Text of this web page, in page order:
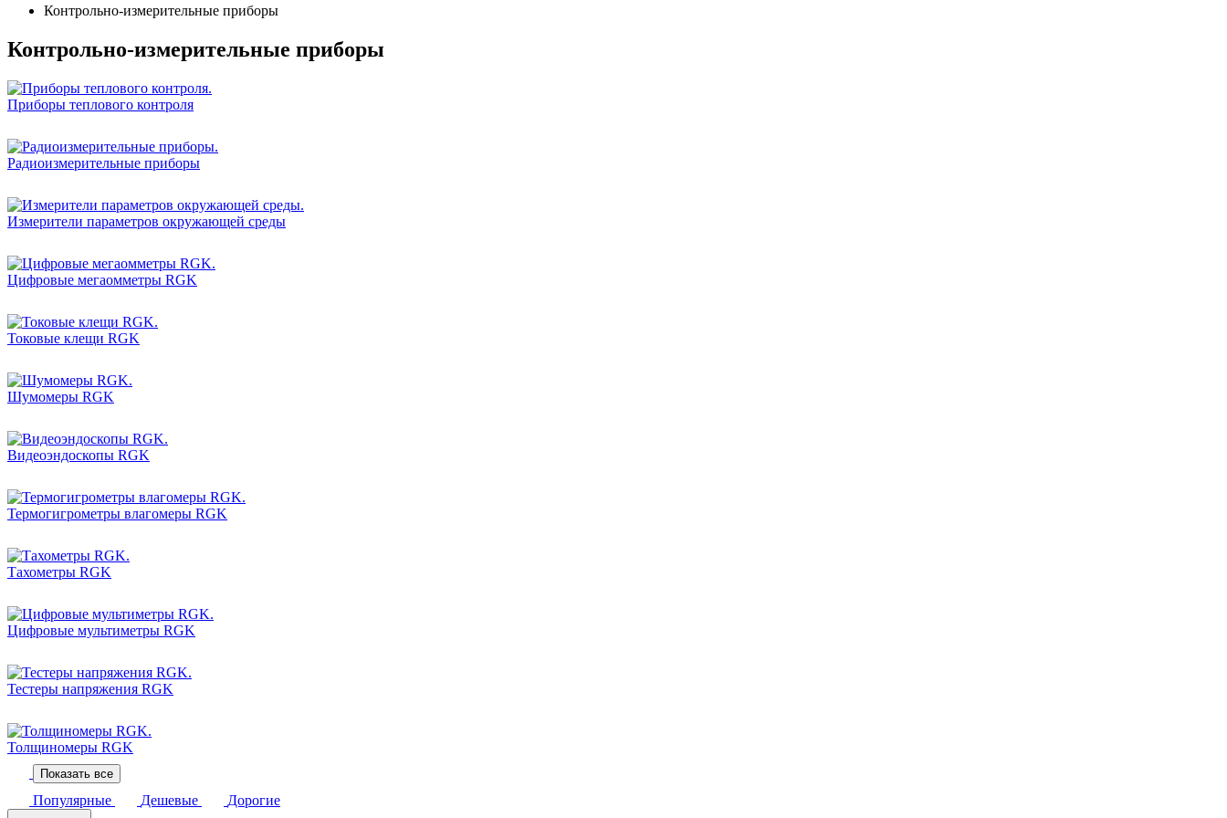
Контрольно-измерительные приборы
Контрольно-измерительные приборы
Приборы теплового контроля
Радиоизмерительные приборы
Измерители параметров окружающей среды
Цифровые мегаомметры RGK
Токовые клещи RGK
Шумомеры RGK
Видеоэндоскопы RGK
Термогигрометры влагомеры RGK
Тахометры RGK
Цифровые мультиметры RGK
Тестеры напряжения RGK
Толщиномеры RGK
Показать все
Популярные Дешевые Дорогие